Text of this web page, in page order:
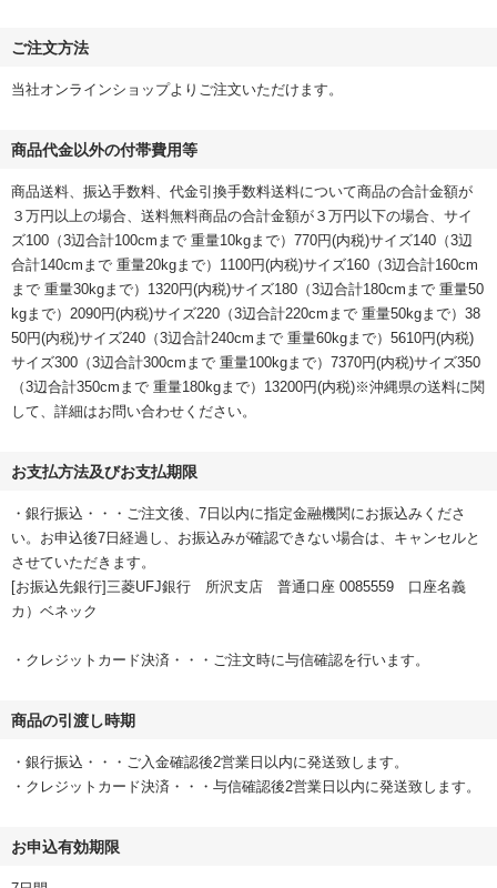
ご注文方法
当社オンラインショップよりご注文いただけます。
商品代金以外の付帯費用等
商品送料、振込手数料、代金引換手数料送料について商品の合計金額が
３万円以上の場合、送料無料商品の合計金額が３万円以下の場合、サイ
ズ100（3辺合計100cmまで 重量10kgまで）770円(内税)サイズ140（3辺
合計140cmまで 重量20kgまで）1100円(内税)サイズ160（3辺合計160cm
まで 重量30kgまで）1320円(内税)サイズ180（3辺合計180cmまで 重量50
kgまで）2090円(内税)サイズ220（3辺合計220cmまで 重量50kgまで）38
50円(内税)サイズ240（3辺合計240cmまで 重量60kgまで）5610円(内税)
サイズ300（3辺合計300cmまで 重量100kgまで）7370円(内税)サイズ350
（3辺合計350cmまで 重量180kgまで）13200円(内税)※沖縄県の送料に関
して、詳細はお問い合わせください。
お支払方法及びお支払期限
・銀行振込・・・ご注文後、7日以内に指定金融機関にお振込みくださ
い。お申込後7日経過し、お振込みが確認できない場合は、キャンセルと
させていただきます。
[お振込先銀行]三菱UFJ銀行 所沢支店 普通口座 0085559 口座名義
カ）ベネック
・クレジットカード決済・・・ご注文時に与信確認を行います。
商品の引渡し時期
・銀行振込・・・ご入金確認後2営業日以内に発送致します。
・クレジットカード決済・・・与信確認後2営業日以内に発送致します。
お申込有効期限